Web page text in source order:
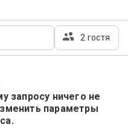
2 гостя
запросу ничего не
параметры